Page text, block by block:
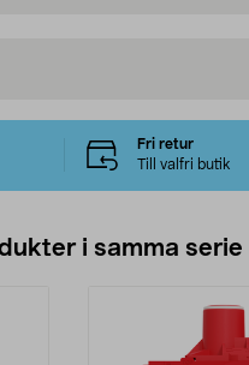
Fri retur
Till valfri butik
i samma serie